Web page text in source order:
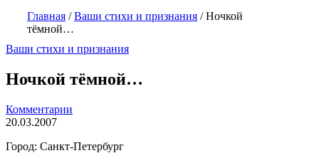
Главная /Ваши стихи и признания /Ночкой
тёмной…
Ваши стихи и признания
Ночкой тёмной…
Комментарии
20.03.2007
Город: Санкт-Петербург